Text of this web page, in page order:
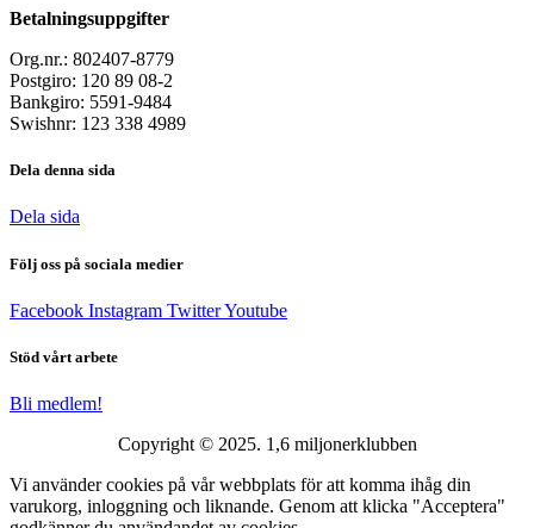
Betalningsuppgifter
Org.nr.: 802407-8779
Postgiro: 120 89 08-2
Bankgiro: 5591-9484
Swishnr: 123 338 4989
Dela denna sida
Dela sida
Följ oss på sociala medier
Facebook Instagram TwitterYoutube
Stöd vårt arbete
Bli medlem!
Copyright © 2025. 1,6 miljonerklubben
Vi använder cookies på vår webbplats för att komma ihåg din
varukorg, inloggning och liknande. Genom att klicka "Acceptera"